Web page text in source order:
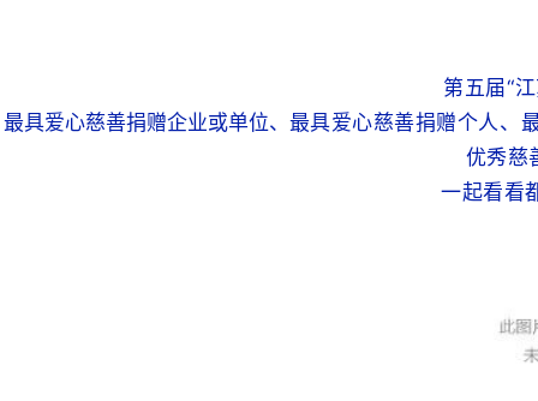
第五届“
最具爱心慈善捐赠企业或单位、 最具爱心慈善捐赠个人、
优秀慈
一起看看